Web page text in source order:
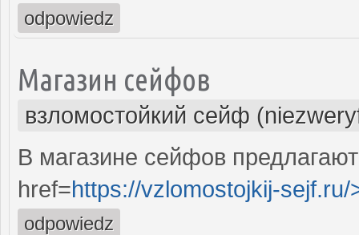
odpowiedz
Магазин сейфов
взломостойкий сейф
В магазине сейфов
href=https://vzlomostojkij-sejf.ru/
odpowiedz